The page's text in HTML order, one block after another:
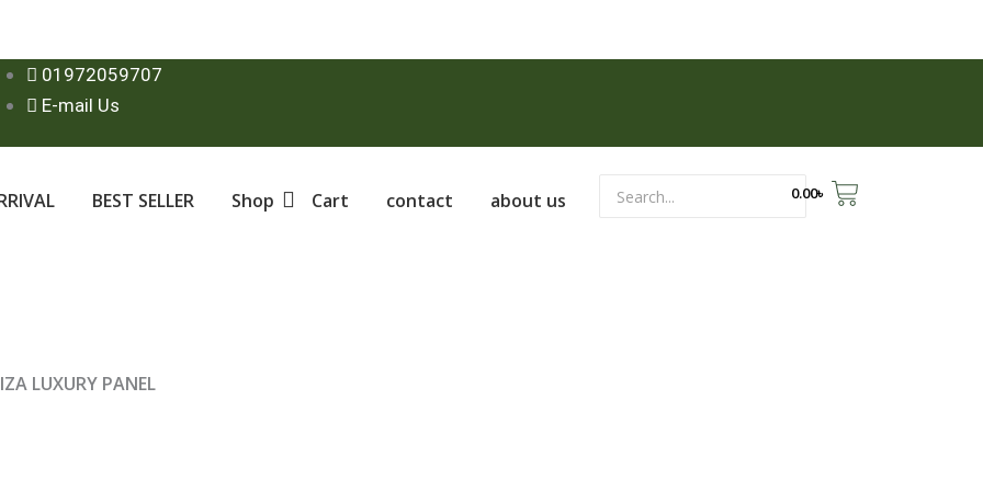
01972059707
E-mail Us
BEST SELLER Shop Cart contact about us 0.00৳
LUXURY PANEL